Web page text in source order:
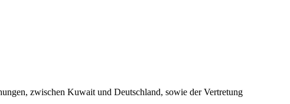
zwischen Kuwait und Deutschland, sowie der Vertretung